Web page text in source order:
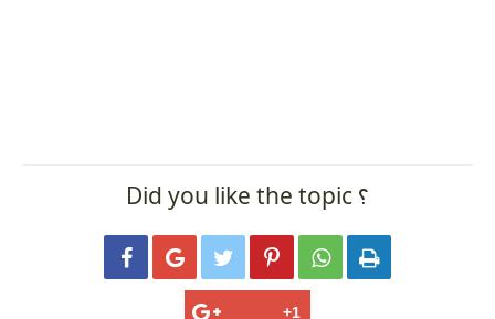
Did you like the topic ؟
     